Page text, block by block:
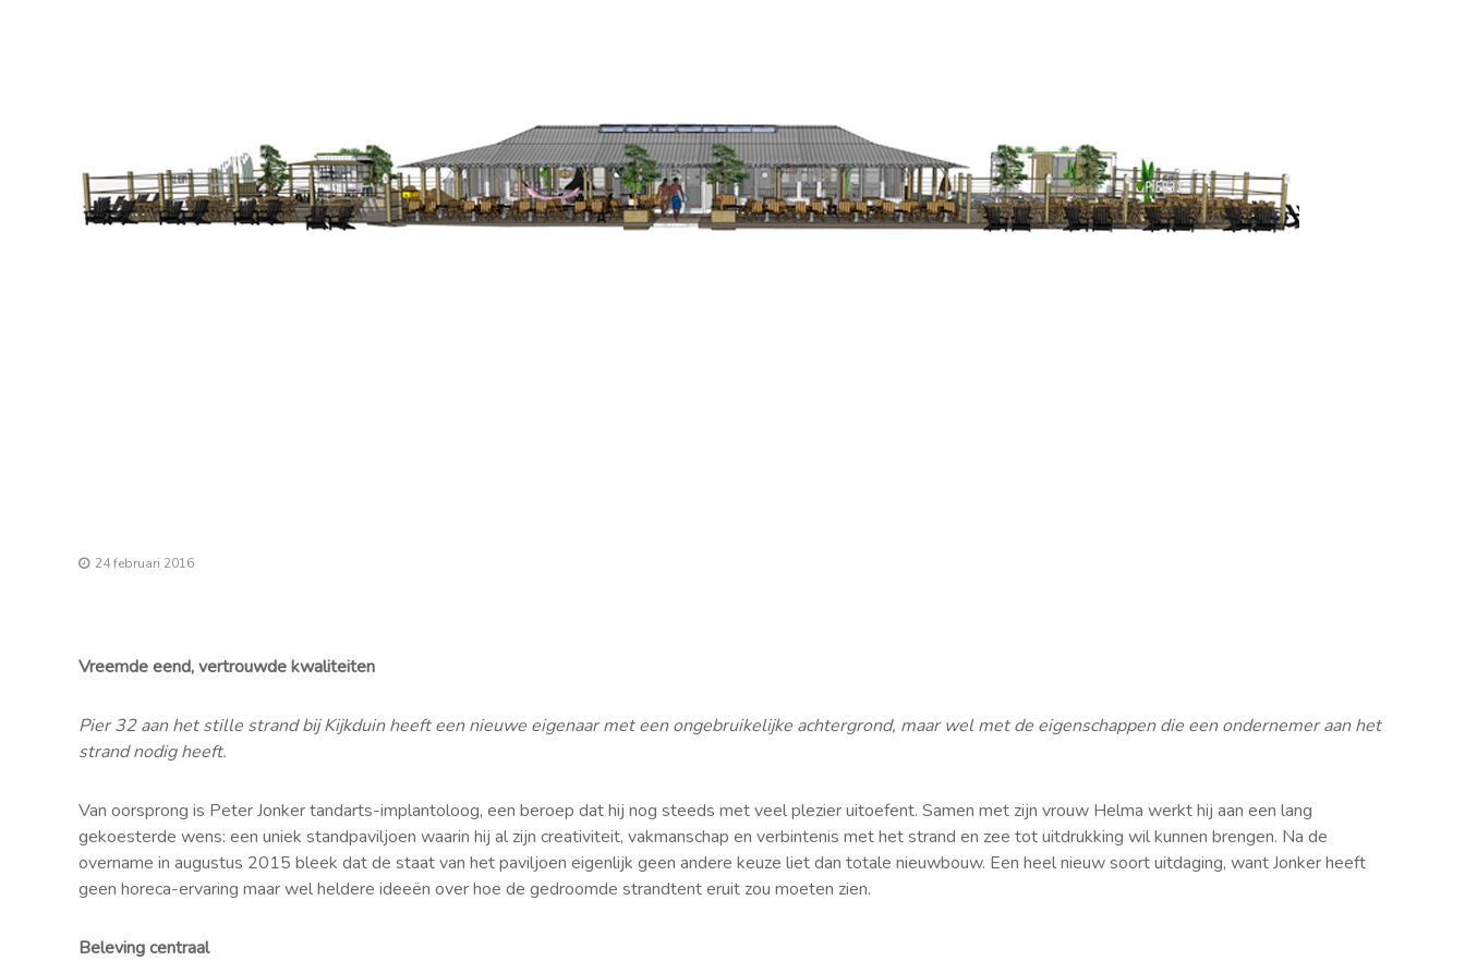
24 februari 2016
Vreemde eend, vertrouwde kwaliteiten
Pier 32 aan het stille strand bij Kijkduin heeft een nieuwe eigenaar met een ongebruikelijke achtergrond, maar wel met de eigenschappen die een ondernemer aan het
strand nodig heeft.
Van oorsprong is Peter Jonker tandarts-implantoloog, een beroep dat hij nog steeds met veel plezier uitoefent. Samen met zijn vrouw Helma werkt hij aan een lang
gekoesterde wens: een uniek standpaviljoen waarin hij al zijn creativiteit, vakmanschap en verbintenis met het strand en zee tot uitdrukking wil kunnen brengen. Na de
overname in augustus 2015 bleek dat de staat van het paviljoen eigenlijk geen andere keuze liet dan totale nieuwbouw. Een heel nieuw soort uitdaging, want Jonker heeft
geen horeca-ervaring maar wel heldere ideeën over hoe de gedroomde strandtent eruit zou moeten zien.
Beleving centraal